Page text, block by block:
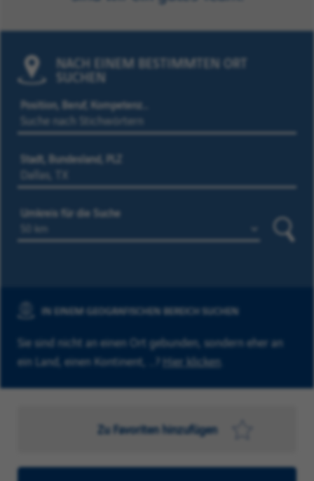
NACH EINEM BESTIMMTEN ORT
SUCHEN
Position, Beruf, Kompetenz…
Stadt, Bundesland, PLZ
Umkreis für die Suche
IN EINEM GEOGRAFISCHEN BEREICH SUCHEN
Sie sind nicht an einen Ort gebunden, sondern eher an
ein Land, einen Kontinent, …? Hier klicken
Zu Favoriten hinzufügen